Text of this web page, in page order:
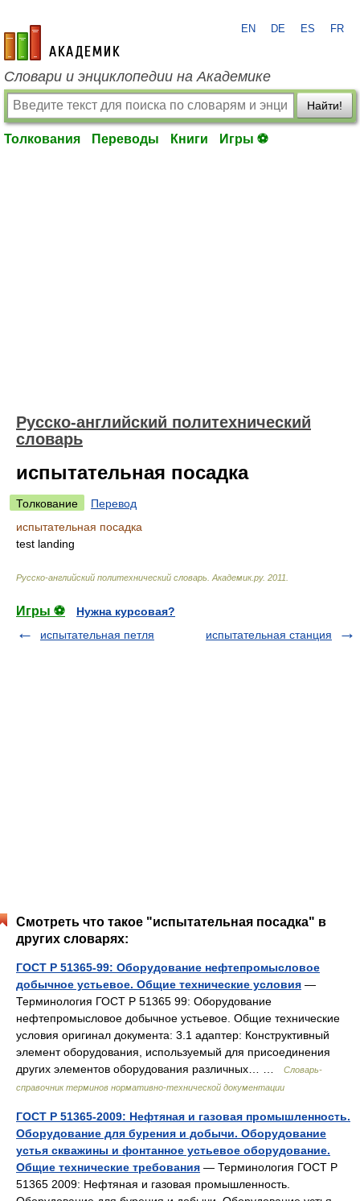
academic.ru
EN DE ES FR
Словари и энциклопедии на Академике
Найти!
Толкования Переводы Книги Игры ⚽
Русско-английский политехнический
словарь
испытательная посадка
Толкование
Перевод
испытательная посадка
test landing
Русско-английский политехнический словарь Академик.ру. 2011
Игры ⚽
Нужна курсовая?
испытательная петля
испытательная станция
Смотреть что такое "испытательная посадка" в
других словарях:
ГОСТ Р 51365-99: Оборудование нефтепромысловое
добычное устьевое. Общие технические условия —
Терминология ГОСТ Р 51365 99: Оборудование
нефтепромысловое добычное устьевое. Общие технические
условия оригинал документа: 3.1 адаптер: Конструктивный
элемент оборудования, используемый для присоединения
других элементов оборудования различных… …
Словарь-
справочник терминов нормативно-технической документации
ГОСТ Р 51365-2009: Нефтяная и газовая промышленность.
Оборудование для бурения и добычи. Оборудование
устья скважины и фонтанное устьевое оборудование.
Общие технические требования — Терминология ГОСТ Р
51365 2009: Нефтяная и газовая промышленность.